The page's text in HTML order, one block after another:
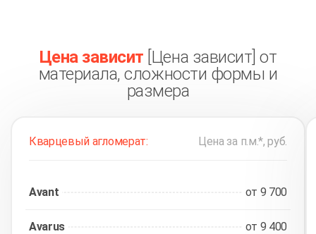
Цена зависит [Цена зависит] от
материала, сложности формы и
размера
Кварцевый агломерат: Цена за п.м.*, руб.
Avant от 9 700
Avarus от 9 400